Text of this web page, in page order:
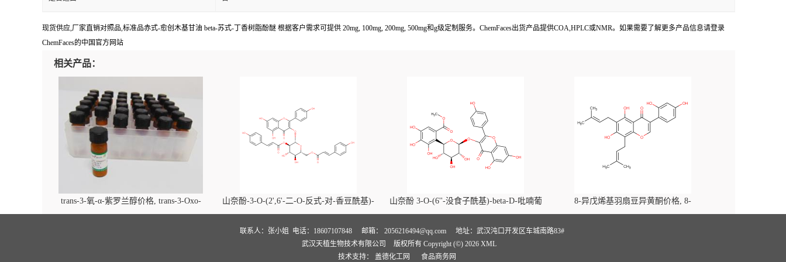
现货供应,厂家直销对照品,标准品赤式-愈创木基甘油 beta-苏式-丁香树脂酚醚 根据客户需求可提供 20mg, 100mg, 200mg, 500mg和g级定制服务。ChemFaces出货产品提供COA,HPLC或NMR。如果需要了解更多产品信息请登录
ChemFaces的中国官方网站
相关产品：
trans-3-氧-α-紫罗兰醇价格, trans-3-Oxo-
alpha-ionol对照品, CAS号:896107-70-3
山奈酚-3-O-(2',6'-二-O-反式-对-香豆酰基)-
beta-D-吡喃葡萄糖苷价格, Kaempferol-3-O-
(2',6'-di-O-trans-p-coumaroyl)-beta-D-
glucopyranoside对照品, CAS号:121651-61-4
山奈酚 3-O-(6''-没食子酰基)-beta-D-吡喃葡
萄糖苷价格, Kaempferol 3-O-(6''-galloyl)-
beta-D-glucopyranoside对照品, CAS
号:56317-05-6
8-异戊烯基羽扇豆异黄酮价格, 8-
Prenylluteone对照品, CAS号:125002-91-7
联系人：张小姐 电话：18607107848 邮箱： 2056216494@qq.com
地址：武汉沌口开发区车城南路83#
武汉天植生物技术有限公司
版权所有 Copyright (©) 2026 XML
技术支持： 盖德化工网 食品商务网